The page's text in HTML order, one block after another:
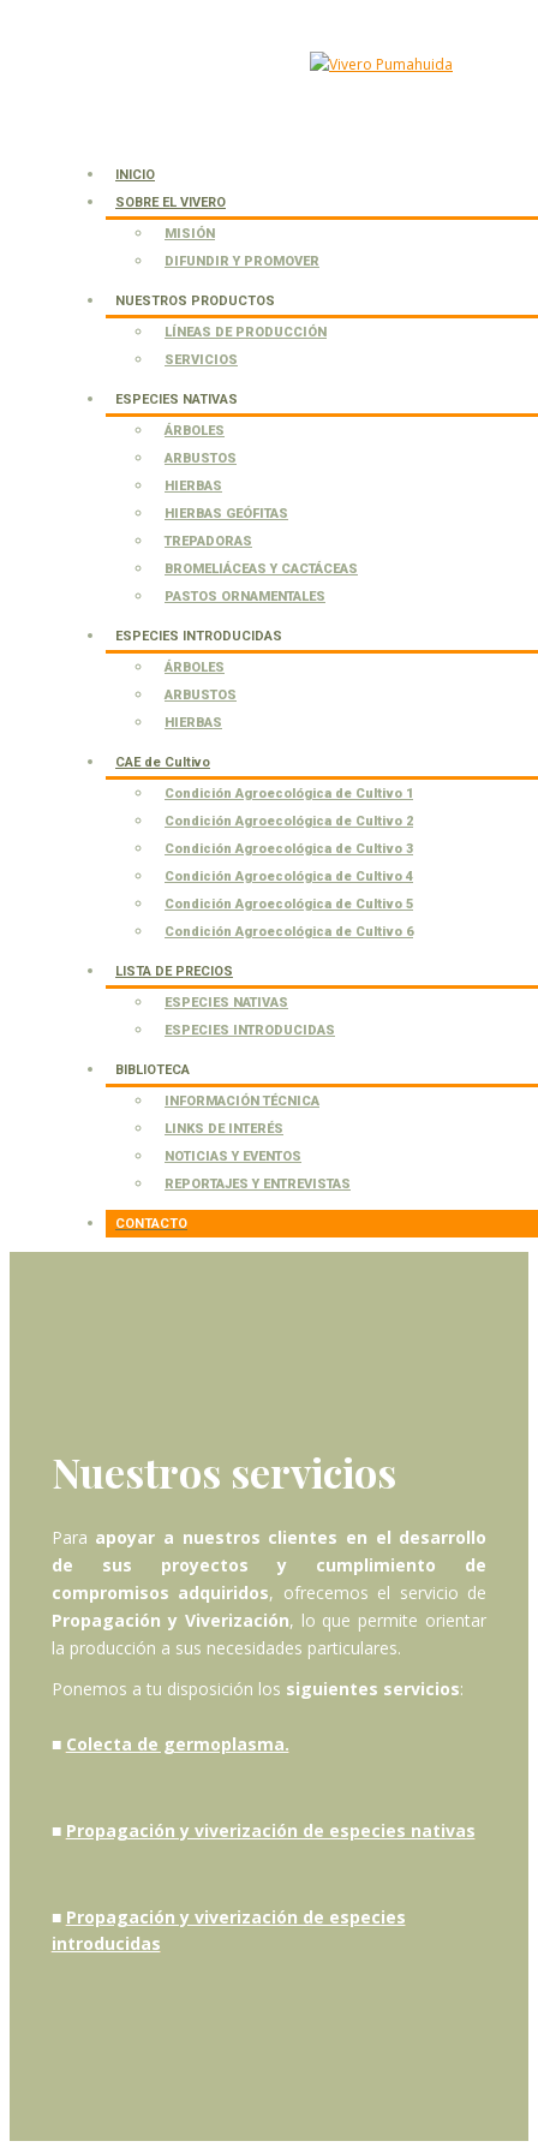
INICIO
SOBRE EL VIVERO
MISIÓN
DIFUNDIR Y PROMOVER
NUESTROS PRODUCTOS
LÍNEAS DE PRODUCCIÓN
SERVICIOS
ESPECIES NATIVAS
ÁRBOLES
ARBUSTOS
HIERBAS
HIERBAS GEÓFITAS
TREPADORAS
BROMELIÁCEAS Y CACTÁCEAS
PASTOS ORNAMENTALES
ESPECIES INTRODUCIDAS
ÁRBOLES
ARBUSTOS
HIERBAS
CAE de Cultivo
Condición Agroecológica de Cultivo 1
Condición Agroecológica de Cultivo 2
Condición Agroecológica de Cultivo 3
Condición Agroecológica de Cultivo 4
Condición Agroecológica de Cultivo 5
Condición Agroecológica de Cultivo 6
LISTA DE PRECIOS
ESPECIES NATIVAS
ESPECIES INTRODUCIDAS
BIBLIOTECA
INFORMACIÓN TÉCNICA
LINKS DE INTERÉS
NOTICIAS Y EVENTOS
REPORTAJES Y ENTREVISTAS
CONTACTO
Nuestros servicios
Para apoyar a nuestros clientes en el desarrollo
de sus proyectos y cumplimiento de
compromisos adquiridos, ofrecemos el servicio de
Propagación y Viverización, lo que permite orientar
la producción a sus necesidades particulares.
Ponemos a tu disposición los siguientes servicios:
■ Colecta de germoplasma.
■ Propagación y viverización de especies nativas
■ Propagación y viverización de especies
introducidas